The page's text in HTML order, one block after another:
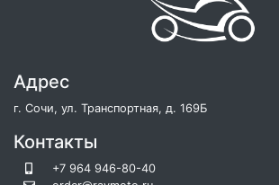
Адрес
г. Сочи, ул. Транспортная, д. 169Б
Контакты
+7 964 946-80-40